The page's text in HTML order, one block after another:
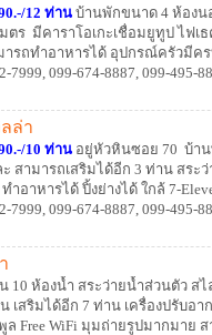
12 ท่าน บ้านพักขนาด 4 ห้องน
ตร มีคาราโอเกะเชื่อมยูทูป ไฟเ
รถทำอาหารได้ อุปกรณ์ครัวมีคร
7999, 099-674-8887, 099-495-
ล่า
10 ท่าน อยู่หัวหินซอย 70 บ้า
สามารถเสริมได้อีก 3 ท่าน สระ
ำอาหารได้ ปิ้งย่างได้ ใกล้ 7-
7999, 099-674-8887, 099-495-
10 ห้องน้ำ สระว่ายน้ำส่วนตัว ส
เสริมได้อีก 7 ท่าน เครื่องปรับอ
ล Free WiFi มุมถ่ายรูปมากมาย